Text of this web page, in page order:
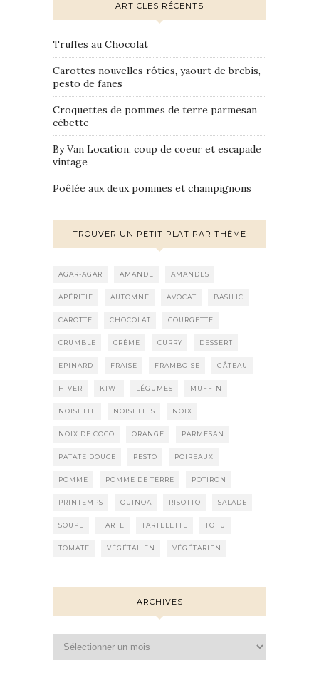
ARTICLES RÉCENTS
Truffes au Chocolat
Carottes nouvelles rôties, yaourt de brebis,
pesto de fanes
Croquettes de pommes de terre parmesan
cébette
By Van Location, coup de coeur et escapade
vintage
Poêlée aux deux pommes et champignons
TROUVER UN PETIT PLAT PAR THÈME
AGAR-AGAR AMANDE AMANDES
APÉRITIF AUTOMNE AVOCAT BASILIC
CAROTTE CHOCOLAT COURGETTE
CRUMBLE CRÈME CURRY DESSERT
EPINARD FRAISE FRAMBOISE GÂTEAU
HIVER KIWI LÉGUMES MUFFIN
NOISETTE NOISETTES NOIX
NOIX DE COCO ORANGE PARMESAN
PATATE DOUCE PESTO POIREAUX
POMME POMME DE TERRE POTIRON
PRINTEMPS QUINOA RISOTTO SALADE
SOUPE TARTE TARTELETTE TOFU
TOMATE VÉGÉTALIEN VÉGÉTARIEN
ARCHIVES